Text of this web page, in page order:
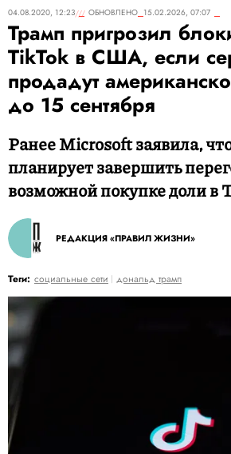
04.08.2020, 12:23
ОБНОВЛЕНО 15.02.2026, 07:07
Трамп пригрозил
TikTok в США, если
продадут
до 15 сентября
Ранее Microsoft заявила,
планирует завершить
возможной покупке доли в
РЕДАКЦИЯ «ПРАВИЛ ЖИЗНИ»
Теги: социальные сети дональд трамп